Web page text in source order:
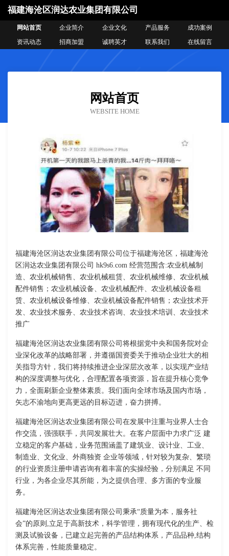
福建海沧区润达农业集团有限公司
网站首页 企业简介 企业文化 产品服务
成功案例
资讯动态
招商加盟 诚聘英才 联系我们 在线留言
网站首页
WEBSITE HOME
福建海沧区润达农业集团有限公司位于福建海沧区，福建海沧
区润达农业集团有限公司 hk9s6.com 经营范围含:农业机械制
造、农业机械销售、农业机械租赁、农业机械维修、农业机械
配件销售；农业机械设备、农业机械配件、农业机械设备租
赁、农业机械设备维修、农业机械设备配件销售；农业技术开
发、农业技术服务、农业技术咨询、农业技术培训、农业技术
推广
福建海沧区润达农业集团有限公司将根据党中央和国务院对企
业深化改革的战略部署，并遵循国资委关于推动企业壮大的相
关指导方针，我们将持续推进企业深层次改革，以实现产业结
构的深度调整与优化，合理配置各项资源，旨在提升核心竞争
力，全面刷新企业整体素质。我们面向全球市场及国内市场，
矢志不渝地向更高更远的目标迈进，奋力拼搏。
福建海沧区润达农业集团有限公司在发展中注重与业界人士合
作交流，强强联手，共同发展壮大。在客户层面中力求广泛 建
立稳定的客户基础，业务范围涵盖了建筑业、设计业、工业、
制造业、文化业、外商独资 企业等领域，针对较为复杂、繁琐
的行业资质注册申请咨询有着丰富的实操经验，分别满足 不同
行业，为各企业尽其所能，为之提供合理、多方面的专业服
务。
福建海沧区润达农业集团有限公司秉承“质量为本，服务社
会”的原则,立足于高新技术，科学管理，拥有现代化的生产、检
测及试验设备，已建立起完善的产品结构体系，产品品种,结构
体系完善，性能质量稳定。